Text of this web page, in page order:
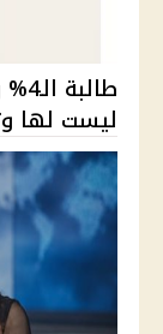
ليست لها